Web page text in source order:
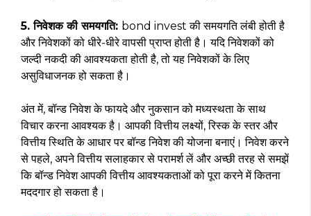
5. निवेशक की समयगति: bond invest की समयगति लंबी होती है
और निवेशकों को धीरे-धीरे वापसी प्राप्त होती है। यदि निवेशकों को
जल्दी नकदी की आवश्यकता होती है, तो यह निवेशकों के लिए
असुविधाजनक हो सकता है।
अंत में, बॉन्ड निवेश के फायदे और नुकसान को मध्यस्थता के साथ
विचार करना आवश्यक है। आपकी वित्तीय लक्ष्यों, रिस्क के स्तर और
वित्तीय स्थिति के आधार पर बॉन्ड निवेश की योजना बनाएं। निवेश करने
से पहले, अपने वित्तीय सलाहकार से परामर्श लें और अच्छी तरह से समझें
कि बॉन्ड निवेश आपकी वित्तीय आवश्यकताओं को पूरा करने में कितना
मददगार हो सकता है।